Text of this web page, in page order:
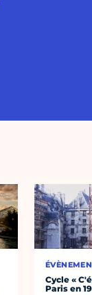
Cycle «
Paris en